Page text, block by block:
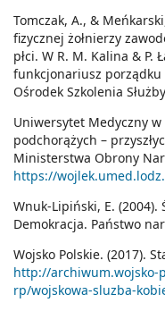
Tomczak, A., &
fizycznej żołnierzy
płci. W R. M. Kalina & P.
funkcjonariusz porządku
Ośrodek Szkolenia
Uniwersytet Medyczny
podchorążych –
Ministerstwa Obrony
https://
Wnuk-Lipiński, E.
Demokracja. Państwo
Wojsko Polskie. (2017).
http://archiwum.wojsko-
rp/wojskowa-sluzba-